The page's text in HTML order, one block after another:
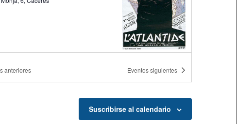
Habla de Cine #30 Ser un espíritu
21:00-22:30
C. de la
anteriores Eventossiguientes
Suscribirse al calendario